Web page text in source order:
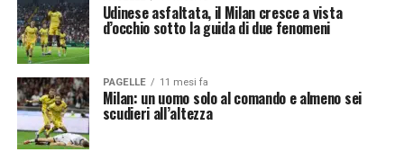
Udinese asfaltata, il Milan cresce a vista
d’occhio sotto la guida di due fenomeni
PAGELLE 11 mesi fa
Milan: un uomo solo al comando e almeno sei
scudieri all’altezza